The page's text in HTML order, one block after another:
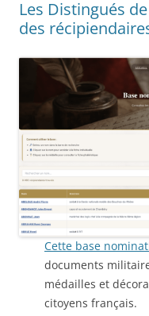
Les Distingués
des
Cette base
documents
médailles et
citoyens français.